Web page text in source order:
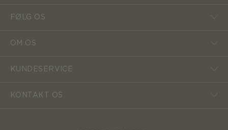
FØLG OS
OM OS
KUNDESERVICE
KONTAKT OS